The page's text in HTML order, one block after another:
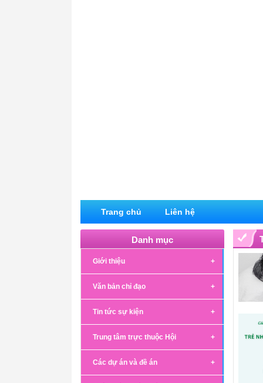
Trang chủ Liên hệ
Danh mục
Giới thiệu
Văn bản chỉ đạo
Tin tức sự kiện
Trung tâm trực thuộc Hội
Các dự án và đề án